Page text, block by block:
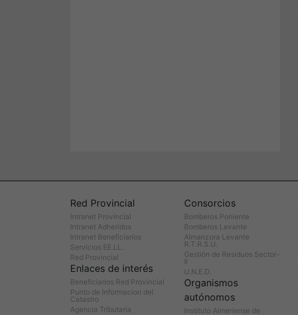
Red Provincial
Intranet Provincial
Intranet Adheridos
Intranet Beneficiarios
Servicios EE.LL.
Red Provincial
Enlaces de interés
Beneficiarios Red Provincial
Punto de Informacion del
Catastro
Agencia Tributaria
Consorcios
Bomberos Poniente
Bomberos Levante
Almanzora Levante
R.T.R.S.U.
Gestión de Residuos Sector-
II
U.N.E.D.
Organismos
autónomos
Instituto Almeriense de